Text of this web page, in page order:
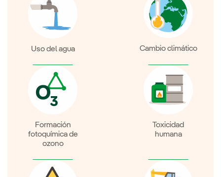
Uso del agua Cambio climático
Formación
fotoquímica de
ozono
Toxicidad
humana